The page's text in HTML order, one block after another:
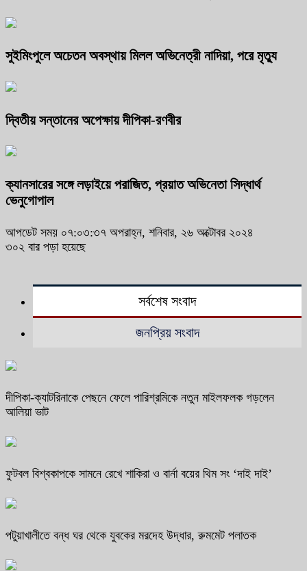
সুইমিংপুলে অচেতন অবস্থায় মিলল অভিনেত্রী নাদিয়া, পরে মৃত্যু
দ্বিতীয় সন্তানের অপেক্ষায় দীপিকা-রণবীর
ক্যানসারের সঙ্গে লড়াইয়ে পরাজিত, প্রয়াত অভিনেতা সিদ্ধার্থ
ভেনুগোপাল
আপডেট সময় ০৭:০৩:৩৭ অপরাহ্ন, শনিবার, ২৬ অক্টোবর ২০২৪
৩০২ বার পড়া হয়েছে
সর্বশেষ সংবাদ
জনপ্রিয় সংবাদ
দীপিকা-ক্যাটরিনাকে পেছনে ফেলে পারিশ্রমিকে নতুন মাইলফলক গড়লেন
আলিয়া ভাট
ফুটবল বিশ্বকাপকে সামনে রেখে শাকিরা ও বার্না বয়ের থিম সং ‘দাই দাই’
পটুয়াখালীতে বন্ধ ঘর থেকে যুবকের মরদেহ উদ্ধার, রুমমেট পলাতক